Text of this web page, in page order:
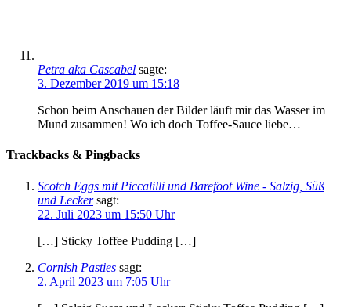
Petra aka Cascabel sagte:
3. Dezember 2019 um 15:18
Schon beim Anschauen der Bilder läuft mir das Wasser im
Mund zusammen! Wo ich doch Toffee-Sauce liebe…
Trackbacks & Pingbacks
Scotch Eggs mit Piccalilli und Barefoot Wine - Salzig, Süß
und Lecker sagt:
22. Juli 2023 um 15:50 Uhr
[…] Sticky Toffee Pudding […]
Cornish Pasties sagt:
2. April 2023 um 7:05 Uhr